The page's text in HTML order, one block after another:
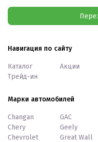
Навигация по сайту
Каталог
Трейд-ин
Акции
Марки автомобилей
Changan
Chery
Chevrolet
GAC
Geely
Great Wall